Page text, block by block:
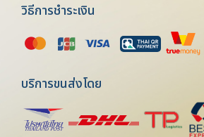
วิธีการชำระเงิน
บริการขนส่งโดย